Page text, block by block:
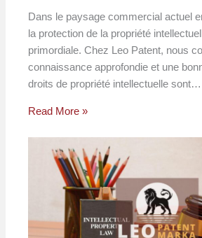
Dans le paysage commercial actuel
la protection de la propriété
primordiale. Chez Leo Patent, nous
connaissance approfondie et une
droits de propriété intellectuelle sont…
Read More »